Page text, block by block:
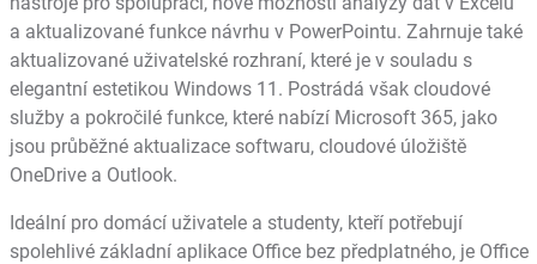
a aktualizované funkce návrhu v PowerPointu. Zahrnuje také
aktualizované uživatelské rozhraní, které je v souladu s
elegantní estetikou Windows 11. Postrádá však cloudové
služby a pokročilé funkce, které nabízí Microsoft 365, jako
jsou průběžné aktualizace softwaru, cloudové úložiště
OneDrive a Outlook.
Ideální pro domácí uživatele a studenty, kteří potřebují
spolehlivé základní aplikace Office bez předplatného, je Office